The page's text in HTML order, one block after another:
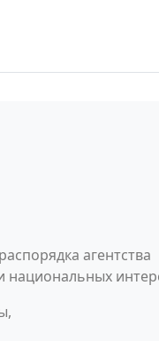
агентства